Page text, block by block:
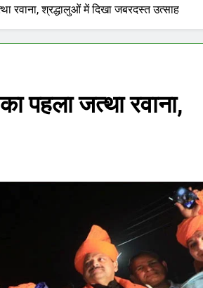
रवाना, श्रद्धालुओं में दिखा जबरदस्त उत्साह
पहला जत्था रवाना,